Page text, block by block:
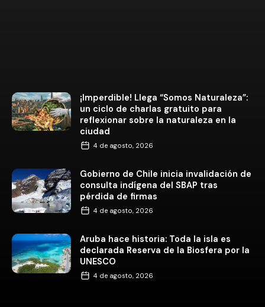
¡Imperdible! Llega “Somos Naturaleza”:
un ciclo de charlas gratuito para
reflexionar sobre la naturaleza en la
ciudad
4 de agosto, 2026
Gobierno de Chile inicia invalidación de
consulta indígena del SBAP tras
pérdida de firmas
4 de agosto, 2026
Aruba hace historia: Toda la isla es
declarada Reserva de la Biosfera por la
UNESCO
4 de agosto, 2026